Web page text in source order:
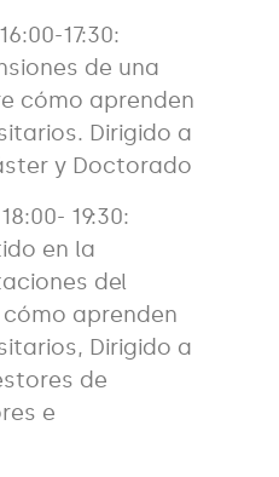
17:30:
de una
cómo aprenden
Dirigido a
y Doctorado
19:30:
en la
del
cómo aprenden
Dirigido a
de
e